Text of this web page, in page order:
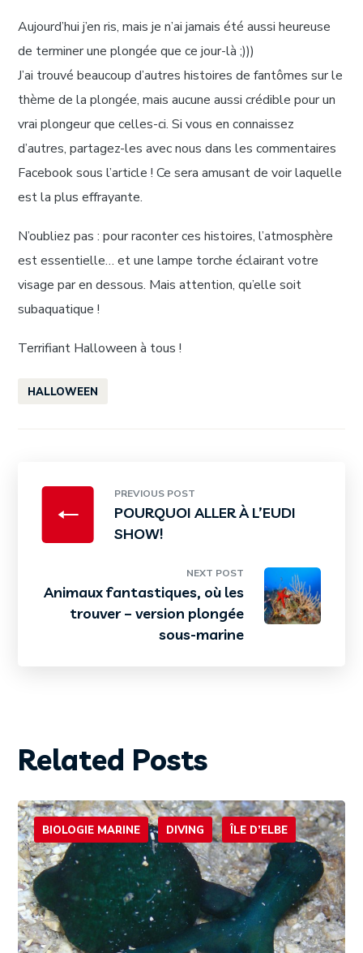
Aujourd’hui j’en ris, mais je n’ai jamais été aussi heureuse
de terminer une plongée que ce jour-là ;)))
J’ai trouvé beaucoup d’autres histoires de fantômes sur le
thème de la plongée, mais aucune aussi crédible pour un
vrai plongeur que celles-ci. Si vous en connaissez
d’autres, partagez-les avec nous dans les commentaires
Facebook sous l’article ! Ce sera amusant de voir laquelle
est la plus effrayante.
N’oubliez pas : pour raconter ces histoires, l’atmosphère
est essentielle… et une lampe torche éclairant votre
visage par en dessous. Mais attention, qu’elle soit
subaquatique !
Terrifiant Halloween à tous !
HALLOWEEN
PREVIOUS POST
POURQUOI ALLER À L’EUDI
SHOW!
NEXT POST
Animaux fantastiques, où les
trouver – version plongée
sous-marine
Related Posts
BIOLOGIE MARINE DIVING ÎLE D’ELBE